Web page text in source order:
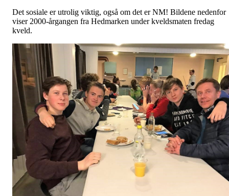
Det sosiale er utrolig viktig, også om det er NM! Bildene nedenfor
viser 2000-årgangen fra Hedmarken under kveldsmaten fredag
kveld.